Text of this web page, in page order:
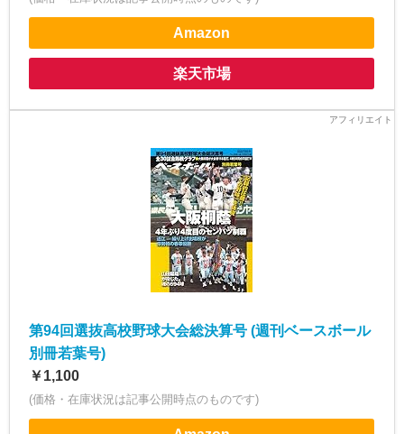
Amazon
楽天市場
第94回選抜高校野球大会総決算号 (週刊ベースボール
別冊若葉号)
￥1,100
(価格・在庫状況は記事公開時点のものです)